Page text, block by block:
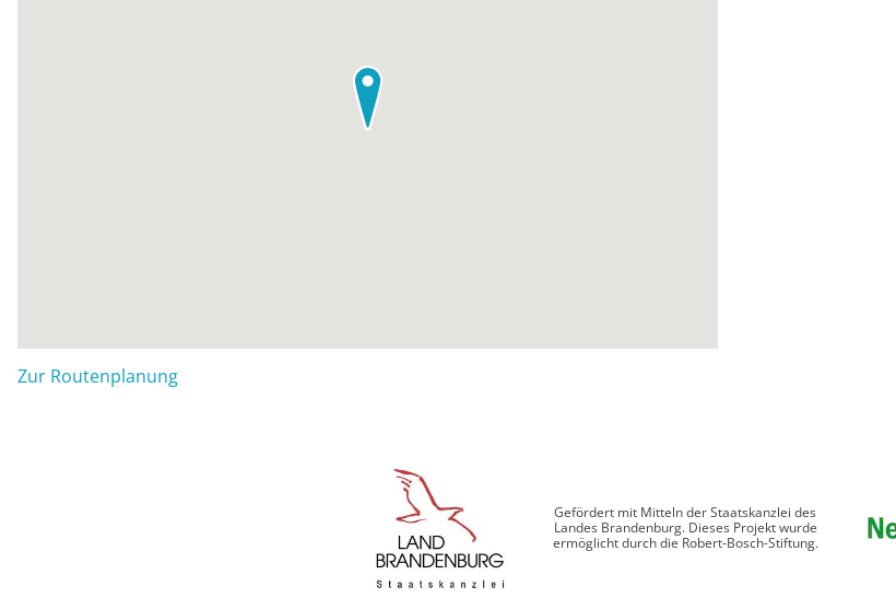
Zur Routenplanung
Gefördert mit Mitteln der Staatskanzlei des
Landes Brandenburg. Dieses Projekt wurde
ermöglicht durch die Robert-Bosch-Stiftung.